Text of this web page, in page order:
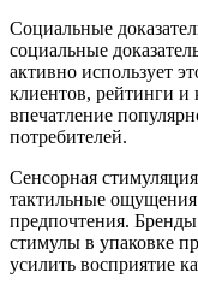
Социальные
социальные
активно использует
клиентов, рейтинги и
впечатление
потребителей.
Сенсорная
тактильные
предпочтения.
стимулы в упаковке
усилить восприятие